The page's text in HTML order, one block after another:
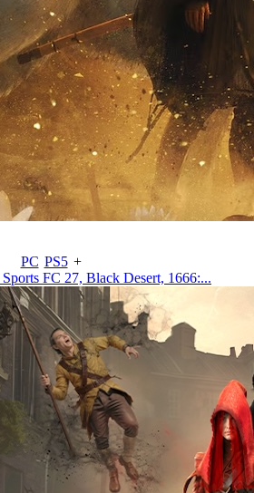
PC PS5 +
FC 27, Black Desert, 1666:...